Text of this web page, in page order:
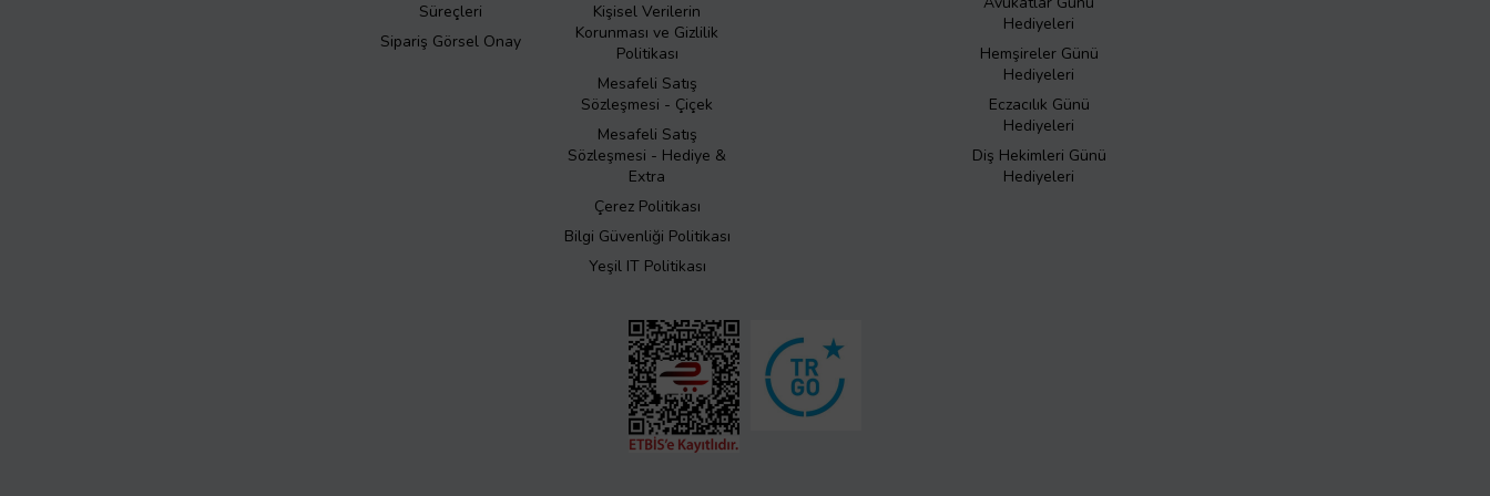
Süreçleri
Sipariş Görsel Onay
Kişisel Verilerin
Korunması ve Gizlilik
Politikası
Mesafeli Satış
Sözleşmesi - Çiçek
Mesafeli Satış
Sözleşmesi - Hediye &
Extra
Çerez Politikası
Bilgi Güvenliği Politikası
Yeşil IT Politikası
Hediyeleri
Hemşireler Günü
Hediyeleri
Eczacılık Günü
Hediyeleri
Diş Hekimleri Günü
Hediyeleri